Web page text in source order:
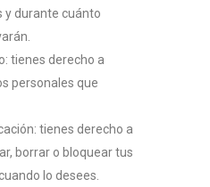
y durante cuánto
tienes derecho a
personales que
tienes derecho a
borrar o bloquear tus
lo desees.